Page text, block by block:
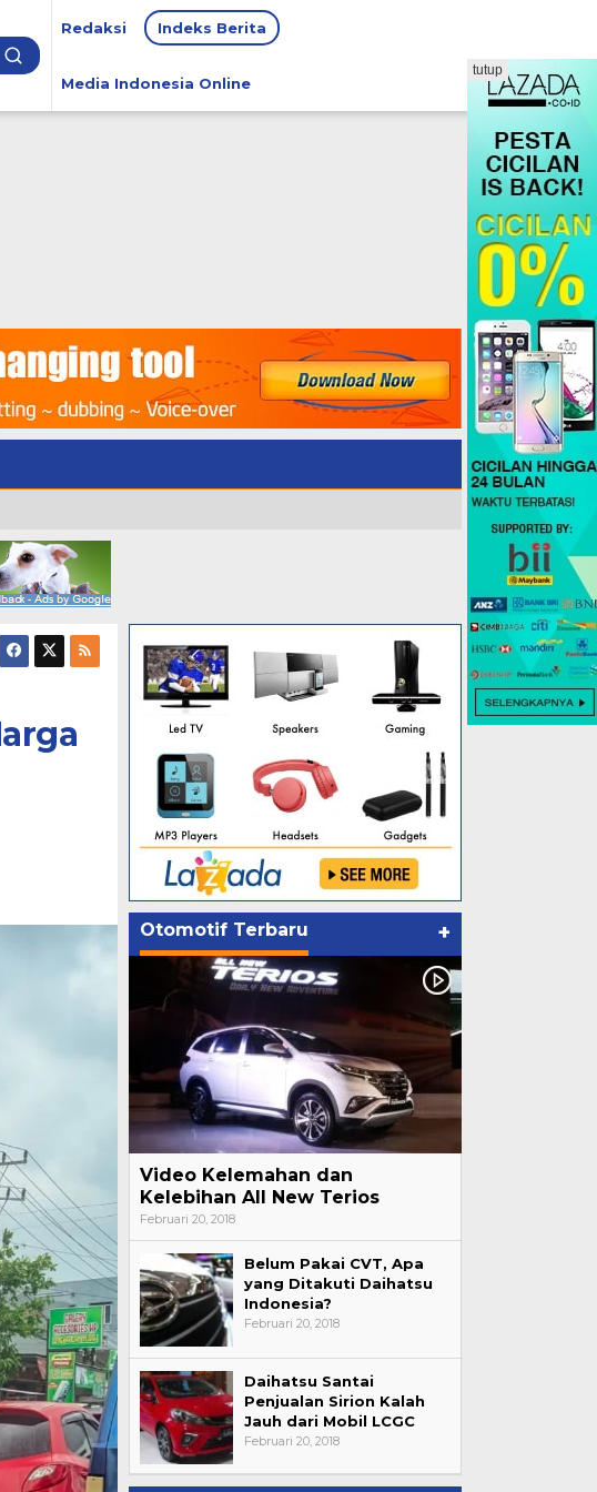
Redaksi Indeks Berita
Media Indonesia Online
tutup
Otomotif Terbaru +
Video Kelemahan dan
Kelebihan All New Terios
Februari 20, 2018
Belum Pakai CVT, Apa
yang Ditakuti Daihatsu
Indonesia?
Februari 20, 2018
Daihatsu Santai
Penjualan Sirion Kalah
Jauh dari Mobil LCGC
Februari 20, 2018